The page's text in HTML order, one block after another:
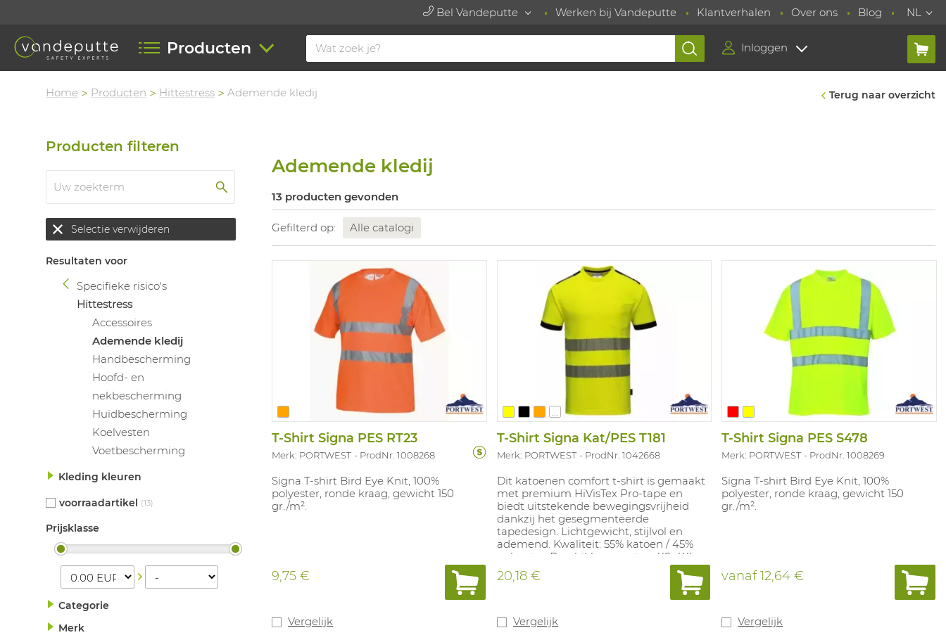
Bel Vandeputte Werken bij Vandeputte Klantverhalen Over ons Blog NL
Producten Inloggen
Home Producten Hittestress Ademende kledij Terug naar overzicht
Producten filteren
Selectie verwijderen
Resultaten voor
Specifieke risico's
Hittestress
Accessoires
Ademende kledij
Handbescherming
Hoofd- en
nekbescherming
Huidbescherming
Koelvesten
Voetbescherming
Kleding kleuren
voorraadartikel (13)
Prijsklasse
Categorie
Merk
Ademende kledij
13 producten gevonden
Gefilterd op: Alle catalogi
T-Shirt Signa PES RT23
Merk: PORTWEST ProdNr. 1008268
Signa T-shirt Bird Eye Knit, 100%
polyester, ronde kraag, gewicht 150
gr./m².
9,75 €
Vergelijk
...
T-Shirt Signa Kat/PES T181
Merk: PORTWEST ProdNr. 1042668
Dit katoenen comfort t-shirt is gemaakt
met premium HiVisTex Pro-tape en
biedt uitstekende bewegingsvrijheid
dankzij het gesegmenteerde
tapedesign. Lichtgewicht, stijlvol en
ademend. Kwaliteit: 55% katoen / 45%
polyester. Beschikbare maten: XS-4XL.
Beschikbare kleuren: Fluo geel / zwart,
fluo geel / marine, fluo oranje / zwart en
klasse 2.
20,18 €
Vergelijk
T-Shirt Signa PES S478
Merk: PORTWEST ProdNr. 1008269
Signa T-shirt Bird Eye Knit, 100%
polyester, ronde kraag, gewicht 150
gr./m².
vanaf12,64 €
Vergelijk